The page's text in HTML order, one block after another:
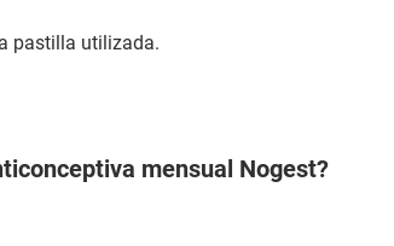
pastilla utilizada.
mensual Nogest?